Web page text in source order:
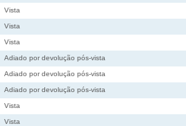
Vista
Vista
Vista
Adiado por devolução pós-vista
Adiado por devolução pós-vista
Adiado por devolução pós-vista
Vista
Vista